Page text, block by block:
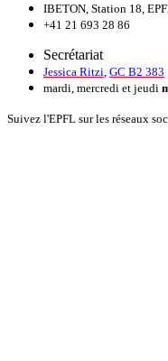
IBETON, Station 18,
+41 21 693 28 86
Secrétariat
Jessica Ritzi GC B2 383
mardi, mercredi et jeudi
Suivez l'EPFL sur les réseaux